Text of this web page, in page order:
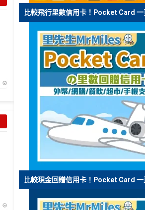
比較飛行里數信用卡！Pocket Card 一
比較現金回贈信用卡！Pocket Card 一